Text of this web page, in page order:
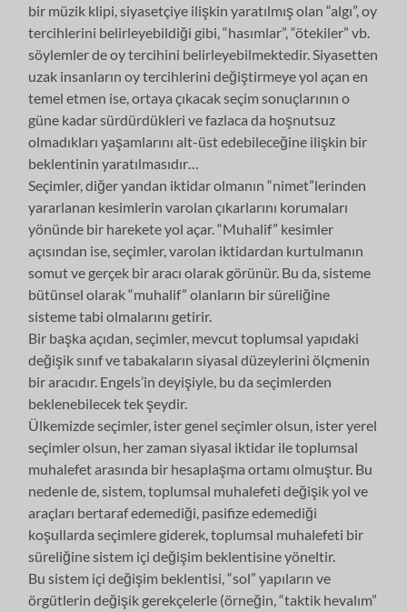
bir müzik klipi, siyasetçiye ilişkin yaratılmış olan “algı”, oy
tercihlerini belirleyebildiği gibi, “hasımlar”, “ötekiler” vb.
söylemler de oy tercihini belirleyebilmektedir. Siyasetten
uzak insanların oy tercihlerini değiştirmeye yol açan en
temel etmen ise, ortaya çıkacak seçim sonuçlarının o
güne kadar sürdürdükleri ve fazlaca da hoşnutsuz
olmadıkları yaşamlarını alt-üst edebileceğine ilişkin bir
beklentinin yaratılmasıdır…
Seçimler, diğer yandan iktidar olmanın “nimet”lerinden
yararlanan kesimlerin varolan çıkarlarını korumaları
yönünde bir harekete yol açar. “Muhalif” kesimler
açısından ise, seçimler, varolan iktidardan kurtulmanın
somut ve gerçek bir aracı olarak görünür. Bu da, sisteme
bütünsel olarak “muhalif” olanların bir süreliğine
sisteme tabi olmalarını getirir.
Bir başka açıdan, seçimler, mevcut toplumsal yapıdaki
değişik sınıf ve tabakaların siyasal düzeylerini ölçmenin
bir aracıdır. Engels’in deyişiyle, bu da seçimlerden
beklenebilecek tek şeydir.
Ülkemizde seçimler, ister genel seçimler olsun, ister yerel
seçimler olsun, her zaman siyasal iktidar ile toplumsal
muhalefet arasında bir hesaplaşma ortamı olmuştur. Bu
nedenle de, sistem, toplumsal muhalefeti değişik yol ve
araçları bertaraf edemediği, pasifize edemediği
koşullarda seçimlere giderek, toplumsal muhalefeti bir
süreliğine sistem içi değişim beklentisine yöneltir.
Bu sistem içi değişim beklentisi, “sol” yapıların ve
örgütlerin değişik gerekçelerle (örneğin, “taktik hevalım”